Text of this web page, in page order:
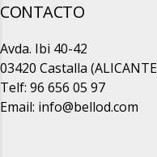
CONTACTO
Avda. Ibi 40-42
03420 Castalla
Telf: 96 656 05 97
Email: info@bellod.com